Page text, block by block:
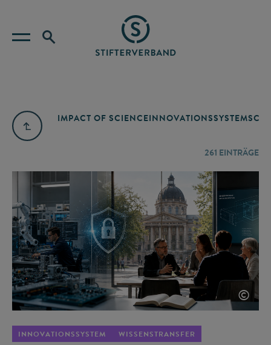
IMPACT OF SCIENCEINNOVATIONSSYSTEM
261 EINTRÄGE
©
INNOVATIONSSYSTEM WISSENSTRANSFER